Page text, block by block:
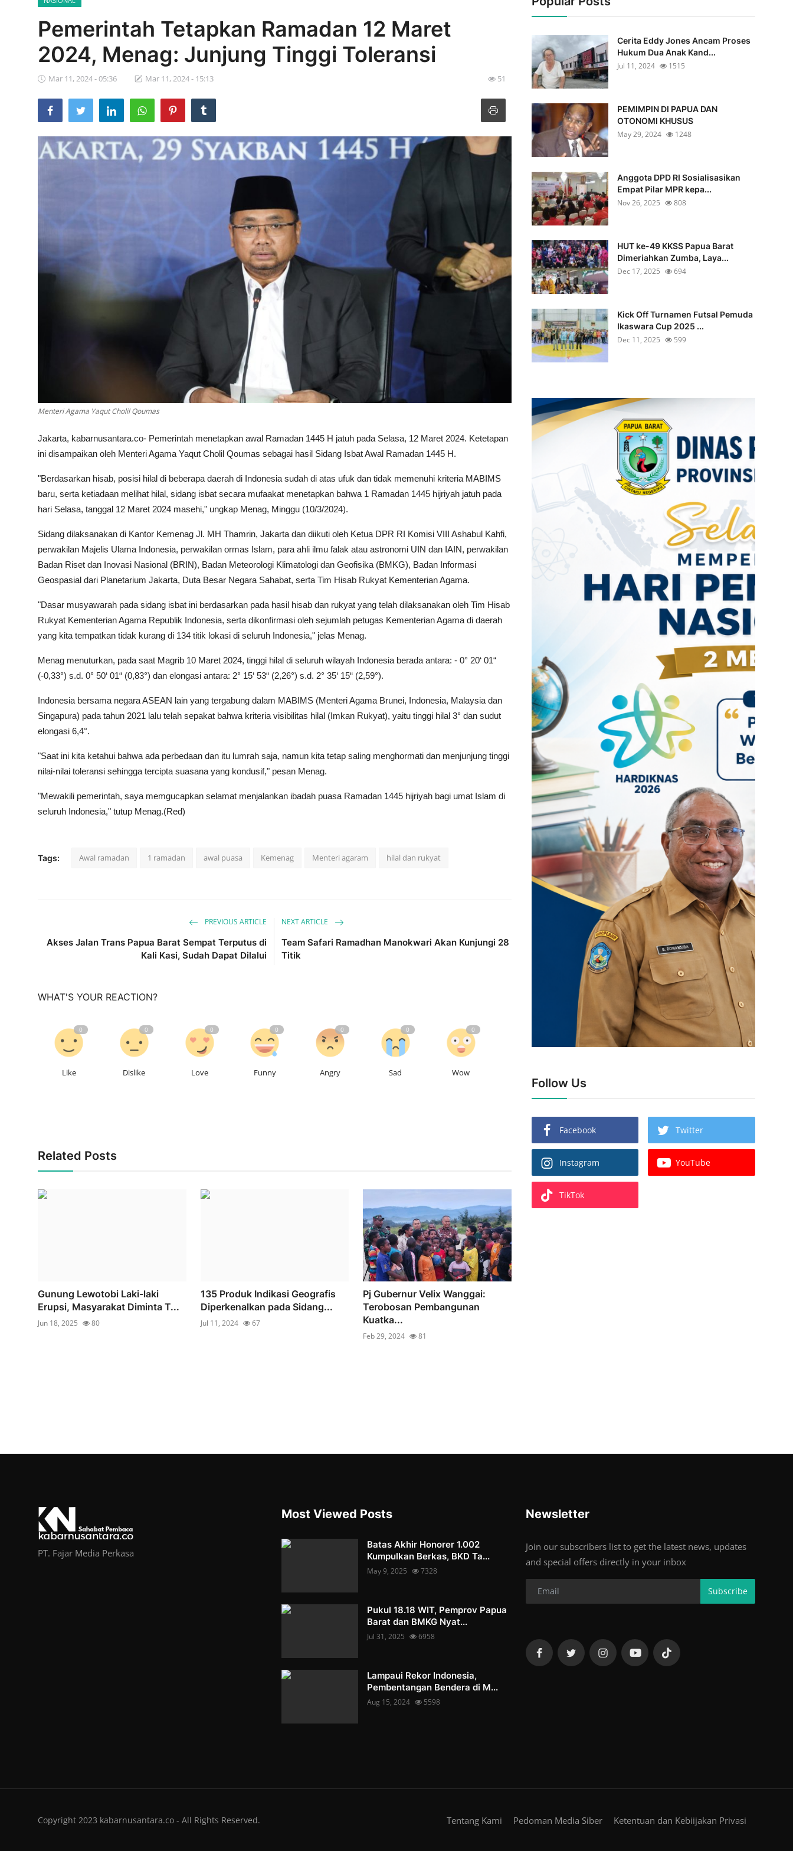
ParlementariaPemerintah Tetapkan Ramadan 12 Maret
2024, Menag: Junjung Tinggi Toleransi
Mar 11, 2024 - 05:36 Mar 11, 2024 - 15:13 51
Menteri Agama Yaqut Cholil Qoumas
Jakarta, kabarnusantara.co- Pemerintah menetapkan awal Ramadan 1445 H jatuh pada Selasa, 12 Maret 2024. Ketetapan
ini disampaikan oleh Menteri Agama Yaqut Cholil Qoumas sebagai hasil Sidang Isbat Awal Ramadan 1445 H.
"Berdasarkan hisab, posisi hilal di beberapa daerah di Indonesia sudah di atas ufuk dan tidak memenuhi kriteria MABIMS
baru, serta ketiadaan melihat hilal, sidang isbat secara mufaakat menetapkan bahwa 1 Ramadan 1445 hijriyah jatuh pada
hari Selasa, tanggal 12 Maret 2024 masehi," ungkap Menag, Minggu (10/3/2024).
Sidang dilaksanakan di Kantor Kemenag Jl. MH Thamrin, Jakarta dan diikuti oleh Ketua DPR RI Komisi VIII Ashabul Kahfi,
perwakilan Majelis Ulama Indonesia, perwakilan ormas Islam, para ahli ilmu falak atau astronomi UIN dan IAIN, perwakilan
Badan Riset dan Inovasi Nasional (BRIN), Badan Meteorologi Klimatologi dan Geofisika (BMKG), Badan Informasi
Geospasial dari Planetarium Jakarta, Duta Besar Negara Sahabat, serta Tim Hisab Rukyat Kementerian Agama.
"Dasar musyawarah pada sidang isbat ini berdasarkan pada hasil hisab dan rukyat yang telah dilaksanakan oleh Tim Hisab
Rukyat Kementerian Agama Republik Indonesia, serta dikonfirmasi oleh sejumlah petugas Kementerian Agama di daerah
yang kita tempatkan tidak kurang di 134 titik lokasi di seluruh Indonesia," jelas Menag.
Menag menuturkan, pada saat Magrib 10 Maret 2024, tinggi hilal di seluruh wilayah Indonesia berada antara: - 0° 20‘ 01“
(-0,33°) s.d. 0° 50‘ 01“ (0,83°) dan elongasi antara: 2° 15‘ 53“ (2,26°) s.d. 2° 35‘ 15“ (2,59°).
Indonesia bersama negara ASEAN lain yang tergabung dalam MABIMS (Menteri Agama Brunei, Indonesia, Malaysia dan
Singapura) pada tahun 2021 lalu telah sepakat bahwa kriteria visibilitas hilal (Imkan Rukyat), yaitu tinggi hilal 3° dan sudut
elongasi 6,4°.
"Saat ini kita ketahui bahwa ada perbedaan dan itu lumrah saja, namun kita tetap saling menghormati dan menjunjung tinggi
nilai-nilai toleransi sehingga tercipta suasana yang kondusif," pesan Menag.
"Mewakili pemerintah, saya memgucapkan selamat menjalankan ibadah puasa Ramadan 1445 hijriyah bagi umat Islam di
seluruh Indonesia," tutup Menag.(Red)
Tags: Awal ramadan 1 ramadan awal puasa Kemenag Menteri agaram hilal dan rukyat
PREVIOUS ARTICLE
Akses Jalan Trans Papua Barat Sempat Terputus di
Kali Kasi, Sudah Dapat Dilalui
NEXT ARTICLE
Team Safari Ramadhan Manokwari Akan Kunjungi 28
Titik
WHAT'S YOUR REACTION?
0
Like
0
Dislike
0
Love
0
Funny
0
Angry
0
Sad
0
Wow
Related Posts
Gunung Lewotobi Laki-laki
Erupsi, Masyarakat Diminta T...
Jun 18, 2025 80
135 Produk Indikasi Geografis
Diperkenalkan pada Sidang...
Jul 11, 2024 67
Pj Gubernur Velix Wanggai:
Terobosan Pembangunan
Kuatka...
Feb 29, 2024 81
Cerita Eddy Jones Ancam Proses
Hukum Dua Anak Kand...
Jul 11, 2024
1515
PEMIMPIN DI PAPUA DAN
OTONOMI KHUSUS
May 29, 2024
1248
Anggota DPD RI Sosialisasikan
Empat Pilar MPR kepa...
Nov 26, 2025
808
HUT ke-49 KKSS Papua Barat
Dimeriahkan Zumba, Laya...
Dec 17, 2025
694
Kick Off Turnamen Futsal Pemuda
Ikaswara Cup 2025 ...
Dec 11, 2025
599
Follow Us
Facebook Twitter
Instagram YouTube
TikTok
PT. Fajar Media Perkasa
Most Viewed Posts
Batas Akhir Honorer 1.002
Kumpulkan Berkas, BKD Ta...
May 9, 2025 7328
Pukul 18.18 WIT, Pemprov Papua
Barat dan BMKG Nyat...
Jul 31, 2025 6958
Lampaui Rekor Indonesia,
Pembentangan Bendera di M...
Aug 15, 2024 5598
Newsletter
Join our subscribers list to get the latest news, updates
and special offers directly in your inbox
Subscribe
Copyright 2023 kabarnusantara.co - All Rights Reserved. Tentang Kami Pedoman Media Siber Ketentuan dan Kebiijakan Privasi